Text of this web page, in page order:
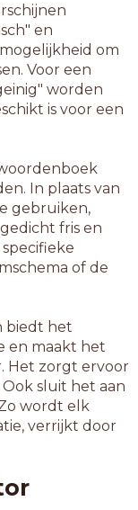
en
om
Voor een
worden
is voor een
In plaats van
gebruiken,
fris en
of de
biedt het
en maakt het
Het zorgt ervoor
sluit het aan
wordt elk
verrijkt door